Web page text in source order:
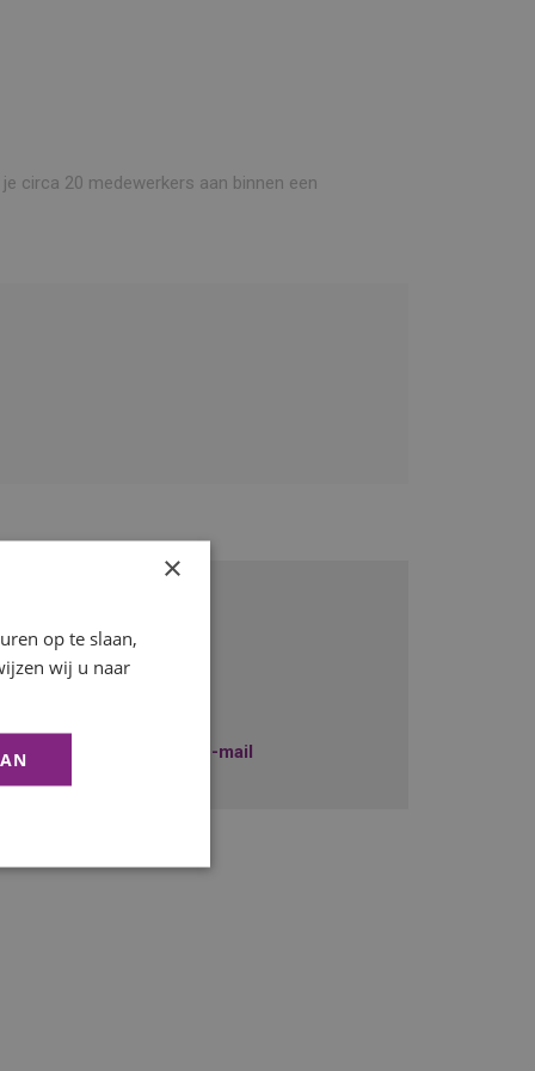
circa 20 medewerkers aan binnen een
Job Forrer
Stuur mij een e-mail
×
op te slaan,
wij u naar